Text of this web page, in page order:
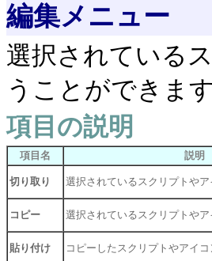
編集メニュー
選択されている
うことができます
項目の説明
項目名 説明
切り取り 選択されているスクリプトやア
コピー 選択されているスクリプトやア
貼り付け コピーしたスクリプトやアイコ